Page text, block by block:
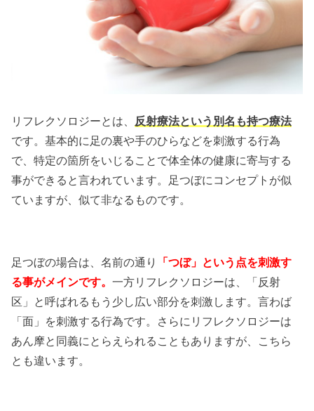
リフレクソロジーとは、 反射療法という別名も持つ療法
です。基本的に足の裏や手のひらなどを刺激する行為
で、特定の箇所をいじることで体全体の健康に寄与する
事ができると言われています。足つぼにコンセプトが似
ていますが、似て非なるものです。
足つぼの場合は、名前の通り
「つぼ」という点を刺激す
る事がメインです。一方リフレクソロジーは、「反射
区」と呼ばれるもう少し広い部分を刺激します。言わば
「面」を刺激する行為です。さらにリフレクソロジーは
あん摩と同義にとらえられることもありますが、こちら
とも違います。